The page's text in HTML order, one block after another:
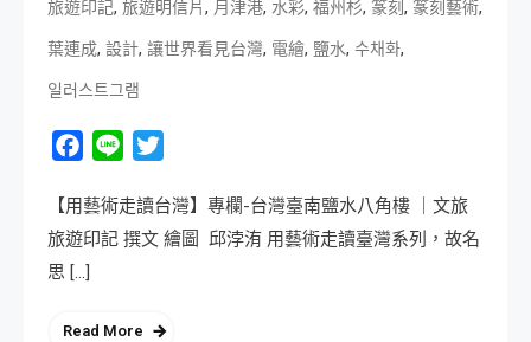
旅遊印記, 旅遊明信片, 月津港, 水彩, 福州杉, 篆刻, 篆刻藝術,
葉連成, 設計, 讓世界看見台灣, 電繪, 鹽水, 수채화,
일러스트그램
Facebook
Line
【用藝術走讀台灣】專欄-台灣臺南鹽水八角樓 ｜文旅
旅遊印記 撰文 繪圖 邱浡洧 用藝術走讀臺灣系列，故名
思 […]
Read More